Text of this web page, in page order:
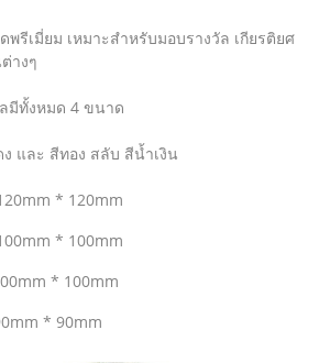
พรีเมี่ยม เหมาะสำหรับมอบรางวัล เกียรติยศ
างๆ
มีทั้งหมด 4 ขนาด
และ สีทอง สลับ สีน้ำเงิน
* 120mm
* 100mm
* 100mm
* 90mm